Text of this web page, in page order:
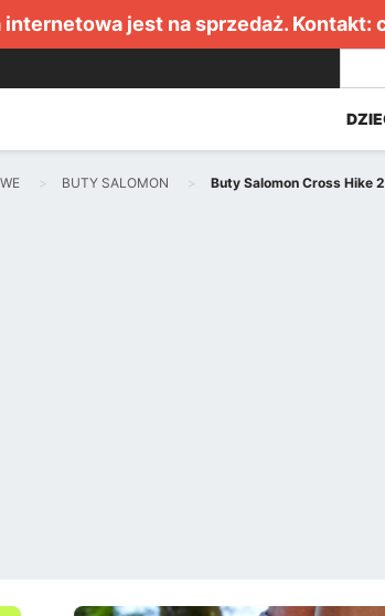
internetowa jest na sprzedaż. Kontakt:
BUTY SALOMON Buty Salomon Cross Hike